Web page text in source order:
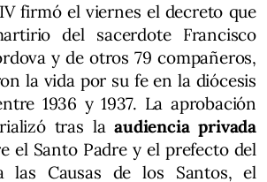
firmó el viernes el decreto que
del sacerdote Francisco
y de otros 79 compañeros,
la vida por su fe en la diócesis
1936 y 1937. La aprobación
tras laaudiencia privada
el Santo Padre y el prefecto del
las Causas de los Santos, el